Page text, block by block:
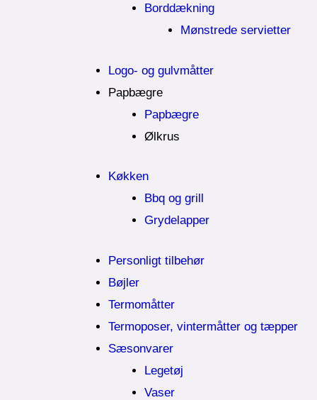
Borddækning
Mønstrede servietter
Logo- og gulvmåtter
Papbægre
Papbægre
Ølkrus
Køkken
Bbq og grill
Grydelapper
Personligt tilbehør
Bøjler
Termomåtter
Termoposer, vintermåtter og tæpper
Sæsonvarer
Legetøj
Vaser